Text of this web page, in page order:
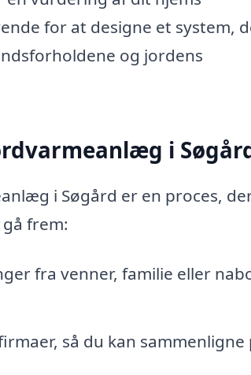
for at designe et system,
og jordens
i
i Søgård er en proces,
frem:
fra venner, familie eller
så du kan sammenligne